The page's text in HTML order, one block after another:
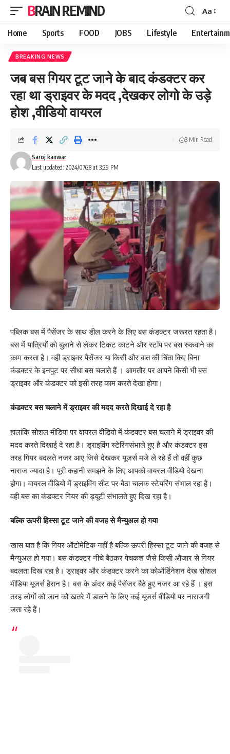
BRAIN REMIND
Font
Resizer
Aa
Home Sports FOOD JOBS Lifestyle
BREAKING NEWS
जब बस गियर टूट जाने के बाद कंडक्टर कर
रहा था ड्राइवर के मदद ,देखकर लोगो के उड़े
होश ,वीडियो वायरल
Last updated: 2024/07/28 at 3:29 PM
Saroj kanwar
3 Min Read
पब्लिक बस में पैसेंजर के साथ डील करने के लिए बस कंडक्टर जरूरत रहता है।
बस में यात्रियों को बुलाने से लेकर टिकट काटने और स्टॉप पर बस रुकवाने का
काम करता है। वही ड्राइवर पैसेंजर या किसी और बात की चिंता किए बिना
कंडक्टर के इनपुट पर सीधा बस चलाते हैं । आमतौर पर आपने किसी भी बस
ड्राइवर और कंडक्टर को इसी तरह काम करते देखा होगा।
कंडक्टर बस चलाने में ड्राइवर की मदद करते दिखाई दे रहा है
हालांकि सोशल मीडिया पर वायरल वीडियो में कंडक्टर बस चलाने में ड्राइवर की
मदद करते दिखाई दे रहा है। ड्राइविंग स्टेरिंगसंभाले हुए है और कंडक्टर इस
तरह गियर बदलते नजर आए जिसे देखकर यूजर्स मजे ले रहे हैं तो वहीं कुछ
नाराज ज्यादा है। पूरी कहानी समझने के लिए आपको वायरल वीडियो देखना
होगा। वायरल वीडियो में ड्राइविंग सीट पर बैठा चालक स्टेयरिंग संभाल रहा है।
वही बस का कंडक्टर गियर की ड्यूटी संभालते हुए दिख रहा है।
बल्कि ऊपरी हिस्सा टूट जाने की वजह से मैन्युअल हो गया
खास बात है कि गियर ऑटोमेटिक नहीं है बल्कि ऊपरी हिस्सा टूट जाने की वजह से
मैन्युअल हो गया। बस कंडक्टर नीचे बैठकर पेचकश जैसे किसी औजार से गियर
बदलता दिख रहा है। ड्राइवर और कंडक्टर करने का कोऑर्डिनेशन देख सोशल
मीडिया यूजर्स हैरान है। बस के अंदर कई पैसेंजर बैठे हुए नजर आ रहे हैं । इस
तरह लोगों को जान को खतरे में डालने के लिए कई यूजर्स वीडियो पर नाराजगी
जता रहे हैं।